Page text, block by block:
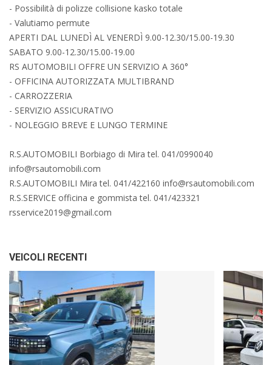
- Possibilità di polizze collisione kasko totale
- Valutiamo permute
APERTI DAL LUNEDÌ AL VENERDÌ 9.00-12.30/15.00-19.30
SABATO 9.00-12.30/15.00-19.00
RS AUTOMOBILI OFFRE UN SERVIZIO A 360°
- OFFICINA AUTORIZZATA MULTIBRAND
- CARROZZERIA
- SERVIZIO ASSICURATIVO
- NOLEGGIO BREVE E LUNGO TERMINE
R.S.AUTOMOBILI Borbiago di Mira tel. 041/0990040
info@rsautomobili.com
R.S.AUTOMOBILI Mira tel. 041/422160 info@rsautomobili.com
R.S.SERVICE officina e gommista tel. 041/423321
rsservice2019@gmail.com
VEICOLI RECENTI